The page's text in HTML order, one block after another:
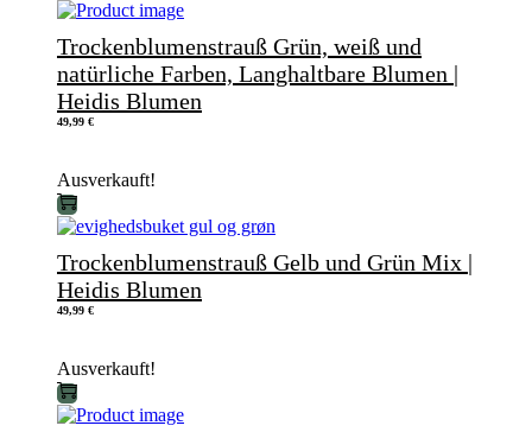
Trockenblumenstrauß Grün, weiß und
natürliche Farben, Langhaltbare Blumen |
Heidis Blumen
49,99 €
Ausverkauft!
Trockenblumenstrauß Gelb und Grün Mix |
Heidis Blumen
49,99 €
Ausverkauft!